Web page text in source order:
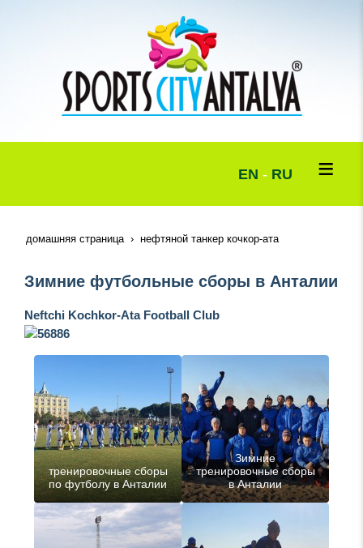
EN - RU
домашняя страница нефтяной танкер кочкор-ата
Зимние футбольные сборы в Анталии
Neftchi Kochkor-Ata Football Club
тренировочные сборы
по футболу в Анталии
Зимние
тренировочные сборы
в Анталии